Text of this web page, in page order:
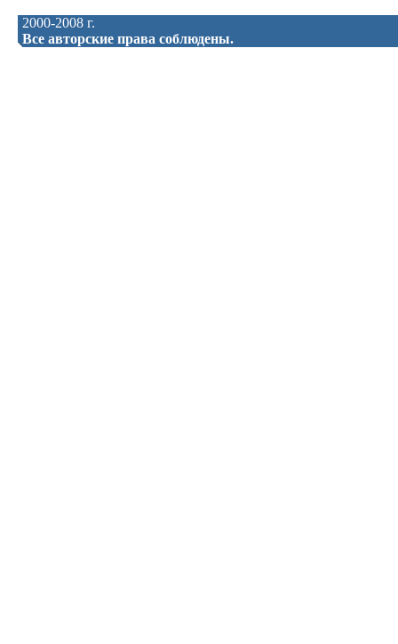
2000-2008 г.
Все авторские права соблюдены.